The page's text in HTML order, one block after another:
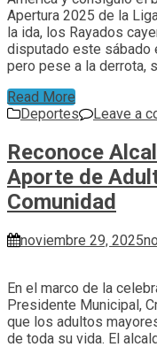
Apertura 2025 de la
la ida, los Rayados
disputado este sábado
pero pese a la derrota,
Read More
Deportes
Leave a
Reconoce
Aporte de
Comunidad
noviembre 29, 2025
En el marco de la
Presidente Municipal,
que los adultos
de toda su vida. El